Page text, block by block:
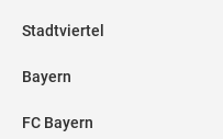
Stadtviertel
Bayern
FC Bayern